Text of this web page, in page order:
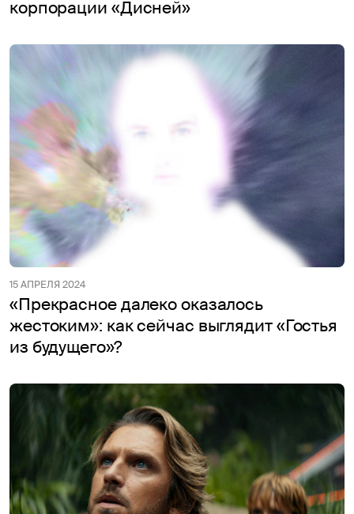
корпорации «Дисней»
15 АПРЕЛЯ 2024
«Прекрасное далеко оказалось
жестоким»: как сейчас выглядит «Гостья
из будущего»?